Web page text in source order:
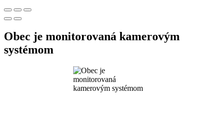
Obec je monitorovaná kamerovým
systémom